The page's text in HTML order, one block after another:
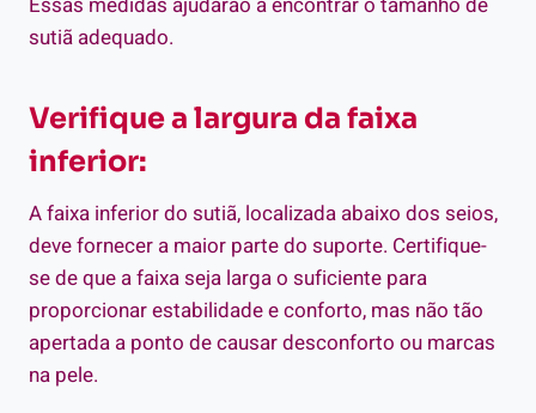
sutiã adequado.
Verifique a largura da faixa
inferior:
A faixa inferior do sutiã, localizada abaixo dos seios,
deve fornecer a maior parte do suporte. Certifique-
se de que a faixa seja larga o suficiente para
proporcionar estabilidade e conforto, mas não tão
apertada a ponto de causar desconforto ou marcas
na pele.